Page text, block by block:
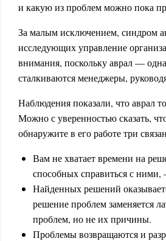
и какую из проблем можно пока
За малым исключением, синдром
исследующих управление
внимания, поскольку аврал —
сталкиваются менеджеры,
Наблюдения показали, что аврал
Можно с уверенностью сказать,
обнаружите в его работе три
Вам не хватает времени на
способных справиться с
Найденных решений
решение проблем заменяется
проблем, но не их причины.
Проблемы возвращаются и